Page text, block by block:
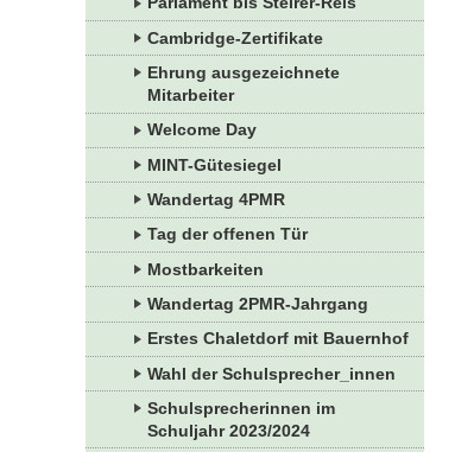
Cambridge-Zertifikate
Ehrung ausgezeichnete
Mitarbeiter
Welcome Day
MINT-Gütesiegel
Wandertag 4PMR
Tag der offenen Tür
Mostbarkeiten
Wandertag 2PMR-Jahrgang
Erstes Chaletdorf mit Bauernhof
Wahl der Schulsprecher_innen
Schulsprecherinnen im
Schuljahr 2023/2024